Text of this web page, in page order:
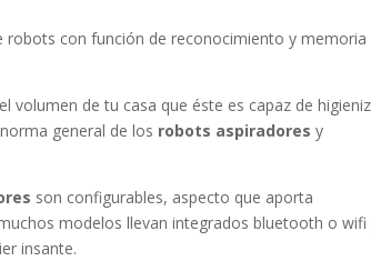
robots con función de reconocimiento y memoria
de tu casa que éste es capaz de
general de los robots aspiradores y
son configurables, aspecto que aporta
modelos llevan integrados bluetooth o wifi
insante.